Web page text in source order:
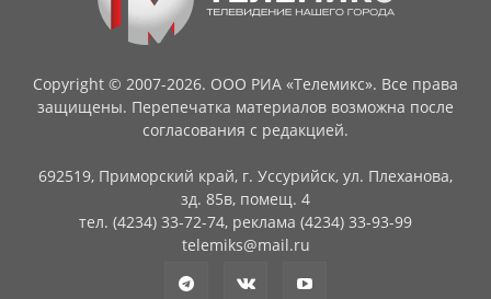
Copyright © 2007-2026. ООО РИА «Телемикс». Все права
защищены. Перепечатка материалов возможна после
согласования с редакцией.
692519, Приморский край, г. Уссурийск, ул. Плеханова,
зд. 85в, помещ. 4
тел. (4234) 33-72-74, реклама (4234) 33-93-99
telemiks@mail.ru